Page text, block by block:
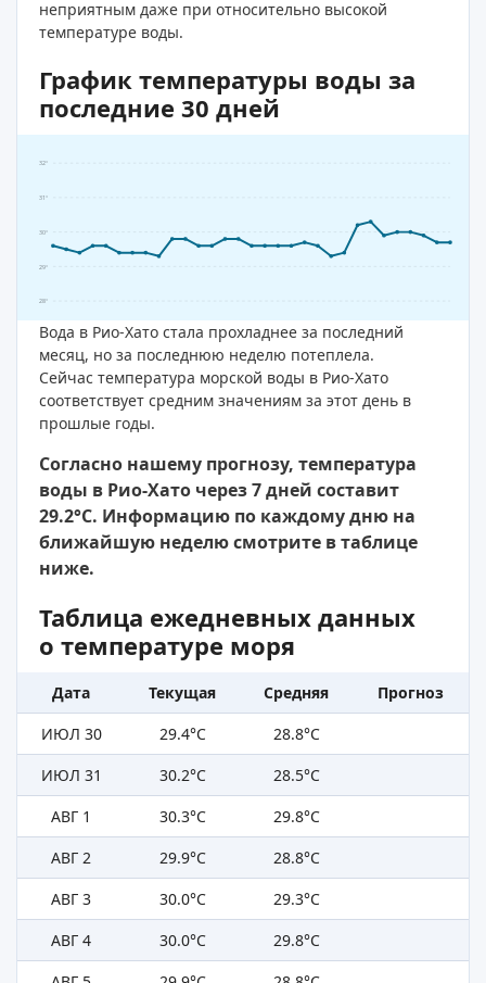
неприятным даже при относительно высокой
температуре воды.
График температуры воды за
последние 30 дней
28°
29°
30°
31°
32°
Вода в Рио-Хато стала прохладнее за последний
месяц, но за последнюю неделю потеплела.
Сейчас температура морской воды в Рио-Хато
соответствует средним значениям за этот день в
прошлые годы.
Согласно нашему прогнозу, температура
воды в Рио-Хато через 7 дней составит
29.2°C. Информацию по каждому дню на
ближайшую неделю смотрите в таблице
ниже.
Таблица ежедневных данных
о температуре моря
Дата Текущая Средняя
Прогноз
ИЮЛ 30
29.4°C
28.8°C
ИЮЛ 31
30.2°C
28.5°C
АВГ 1
30.3°C
29.8°C
АВГ 2
29.9°C
28.8°C
АВГ 3
30.0°C
29.3°C
АВГ 4
30.0°C
29.8°C